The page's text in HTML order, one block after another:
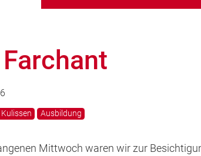
Ausbildung
Mittwoch waren wir zur